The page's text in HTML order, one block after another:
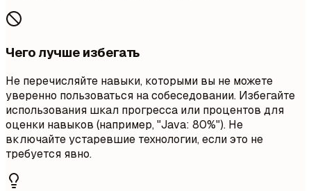
Чего лучше избегать
Не перечисляйте навыки, которыми вы не можете
уверенно пользоваться на собеседовании. Избегайте
использования шкал прогресса или процентов для
оценки навыков (например, "Java: 80%"). Не
включайте устаревшие технологии, если это не
требуется явно.